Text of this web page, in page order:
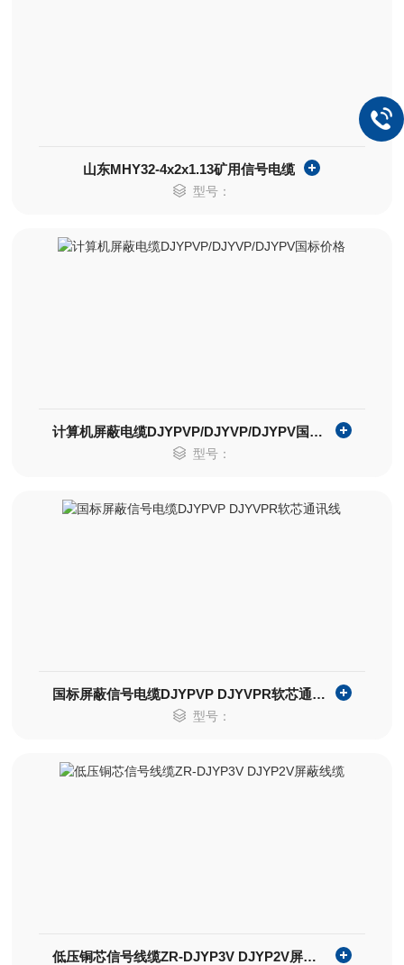
山东MHY32-4x2x1.13矿用信号电缆
型号：
计算机屏蔽电缆DJYPVP/DJYVP/DJYPV国标价格
型号：
国标屏蔽信号电缆DJYPVP DJYVPR软芯通讯线
型号：
低压铜芯信号线缆ZR-DJYP3V DJYP2V屏蔽线缆